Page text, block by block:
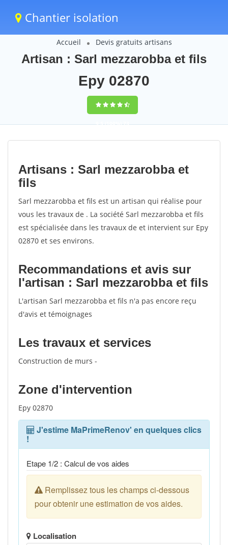
Chantier isolation
Accueil Devis gratuits artisans
Artisan : Sarl mezzarobba et fils
Epy 02870
9,5(100%)73
votes
Artisans : Sarl mezzarobba et
fils
Sarl mezzarobba et fils est un artisan qui réalise pour
vous les travaux de . La société Sarl mezzarobba et fils
est spécialisée dans les travaux de et intervient sur Epy
02870 et ses environs.
Recommandations et avis sur
l'artisan : Sarl mezzarobba et fils
L'artisan Sarl mezzarobba et fils n'a pas encore reçu
d'avis et témoignages
Les travaux et services
Construction de murs -
Zone d'intervention
Epy 02870